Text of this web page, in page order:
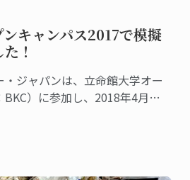
キャンパス2017で模擬
！
ジャパンは、立命館大学オー
）に参加し、2018年4月に
ログラムの模擬授業を行いま